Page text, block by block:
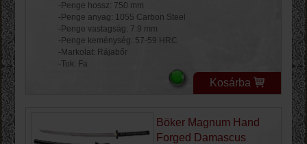
-Penge hossz: 750 mm
-Penge anyag: 1055 Carbon Steel
-Penge vastagság: 7.9 mm
-Penge keménység: 57-59 HRC
-Markolat: Rájabőr
-Tok: Fa
Kosárba
Böker Magnum Hand
Forged Damascus